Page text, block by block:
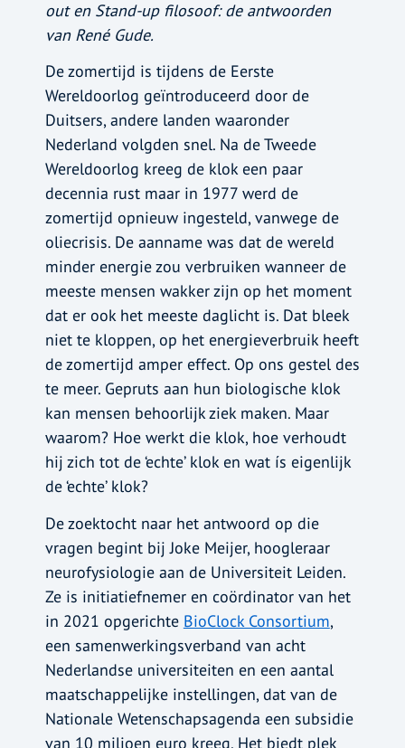
out en Stand-up filosoof: de antwoorden
van René Gude.
De zomertijd is tijdens de Eerste
Wereldoorlog geïntroduceerd door de
Duitsers, andere landen waaronder
Nederland volgden snel. Na de Tweede
Wereldoorlog kreeg de klok een paar
decennia rust maar in 1977 werd de
zomertijd opnieuw ingesteld, vanwege de
oliecrisis. De aanname was dat de wereld
minder energie zou verbruiken wanneer de
meeste mensen wakker zijn op het moment
dat er ook het meeste daglicht is. Dat bleek
niet te kloppen, op het energieverbruik heeft
de zomertijd amper effect. Op ons gestel des
te meer. Gepruts aan hun biologische klok
kan mensen behoorlijk ziek maken. Maar
waarom? Hoe werkt die klok, hoe verhoudt
hij zich tot de ‘echte’ klok en wat ís eigenlijk
de ‘echte’ klok?
De zoektocht naar het antwoord op die
vragen begint bij Joke Meijer, hoogleraar
neurofysiologie aan de Universiteit Leiden.
Ze is initiatiefnemer en coördinator van het
in 2021 opgerichte BioClock Consortium,
een samenwerkingsverband van acht
Nederlandse universiteiten en een aantal
maatschappelijke instellingen, dat van de
Nationale Wetenschapsagenda een subsidie
van 10 miljoen euro kreeg. Het biedt plek